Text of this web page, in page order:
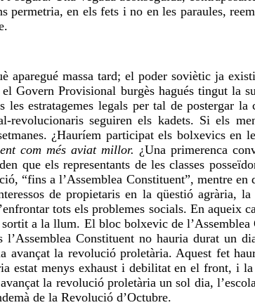
en els fets i no en les paraules,
aparegué massa tard; el poder soviètic ja
Govern Provisional burgès hagués tingut la
estratagemes legals per tal de postergar la
seguiren els kadets. Si els
¿Hauríem participat els bolxevics en
com més aviat millor. ¿Una primerenca
que els representants de les classes
“fins a l’Assemblea Constituent”, mentre
de propietaris en la qüestió agrària,
tots els problemes socials. En aqueix
a la llum. El bloc bolxevic de
Constituent no hauria durat un
avançat la revolució proletària. Aquest fet
estat menys exhaust i debilitat en el front, i
la revolució proletària un sol dia,
de la Revolució d’Octubre.